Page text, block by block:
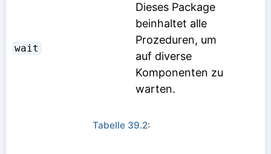
wait
Dieses Package
beinhaltet alle
Prozeduren, um
auf diverse
Komponenten zu
warten.
Tabelle 39.2: